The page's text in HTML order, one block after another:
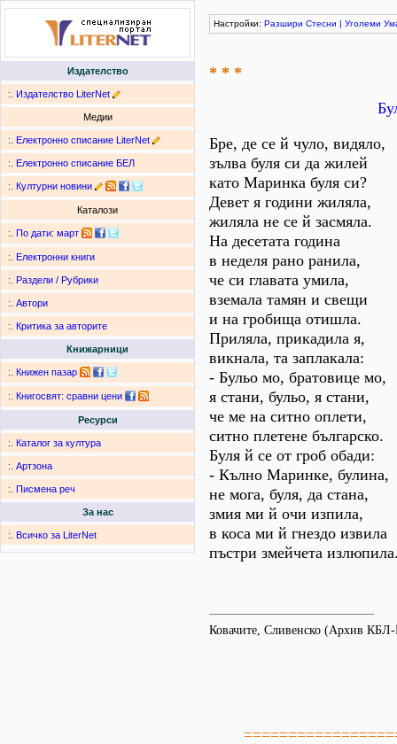
Издателство
:. Издателство LiterNet
Медии
:. Електронно списание LiterNet
:. Електронно списание БЕЛ
:. Културни новини
Каталози
:. По дати: март
:. Електронни книги
:. Раздели / Рубрики
:. Автори
:. Критика за авторите
Книжарници
:. Книжен пазар
:. Книгосвят: сравни цени
Ресурси
:. Каталог за култура
:. Артзона
:. Писмена реч
За нас
:. Всичко за LiterNet
Настройки: Разшири Стесни | Уголеми
* * *
Бре, де се й чуло, видяло,
зълва буля си да жилей
като Маринка буля си?
Девет я години жиляла,
жиляла не се й засмяла.
На десетата година
в неделя рано ранила,
че си главата умила,
вземала тамян и свещи
и на гробища отишла.
Приляла, прикадила я,
викнала, та заплакала:
- Бульо мо, братовице мо,
я стани, бульо, я стани,
че ме на ситно оплети,
ситно плетене българско.
Буля й се от гроб обади:
- Кълно Маринке, булина,
не мога, буля, да стана,
змия ми й очи изпила,
в коса ми й гнездо извила
пъстри змейчета
Ковачите, Сливенско (Архив